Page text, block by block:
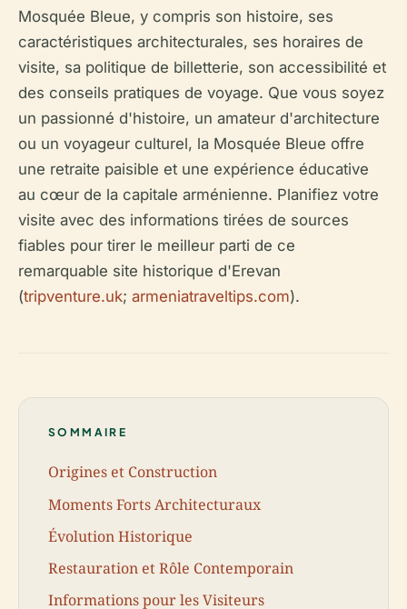
Mosquée Bleue, y compris son histoire, ses
caractéristiques architecturales, ses horaires de
visite, sa politique de billetterie, son accessibilité et
des conseils pratiques de voyage. Que vous soyez
un passionné d'histoire, un amateur d'architecture
ou un voyageur culturel, la Mosquée Bleue offre
une retraite paisible et une expérience éducative
au cœur de la capitale arménienne. Planifiez votre
visite avec des informations tirées de sources
fiables pour tirer le meilleur parti de ce
remarquable site historique d'Erevan
(tripventure.uk; armeniatraveltips.com).
SOMMAIRE
Origines et Construction
Moments Forts Architecturaux
Évolution Historique
Restauration et Rôle Contemporain
Informations pour les Visiteurs